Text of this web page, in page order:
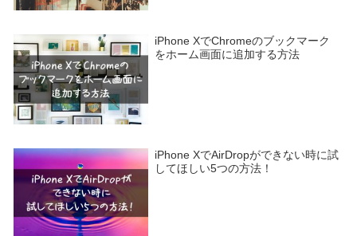
iPhone XでChromeのブックマーク
をホーム画面に追加する方法
iPhone XでAirDropができない時に試
してほしい5つの方法！